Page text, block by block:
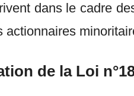
dans le cadre
de la Loi